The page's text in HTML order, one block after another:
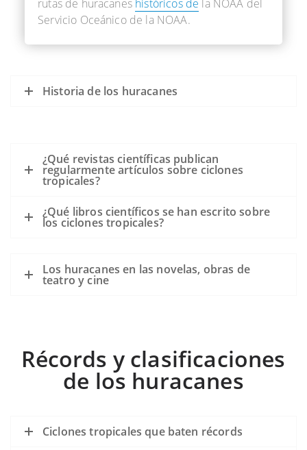
ampliamente.
Docenas de derrames importantes y
cientos de derrames más pequeños
hundimientos de velas, etc.
rutas de huracanes históricos de la NOAA del
Servicio Oceánico de la NOAA.
Historia de los huracanes
¿Qué revistas científicas publican
regularmente artículos sobre ciclones
tropicales?
¿Qué libros científicos se han escrito sobre
los ciclones tropicales?
Los huracanes en las novelas, obras de
teatro y cine
Récords y clasificaciones
de los huracanes
Ciclones tropicales que baten récords